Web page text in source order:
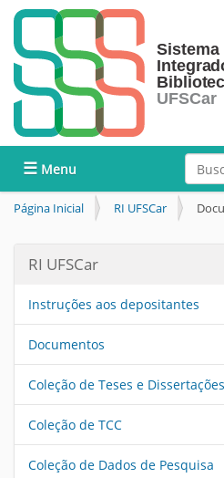
Busca
Toggle navigation
Página Inicial RI UFSCar
RI UFSCar
Instruções aos depositantes
Documentos
Coleção de Teses e Dissertações
Coleção de TCC
Coleção de Dados de Pesquisa